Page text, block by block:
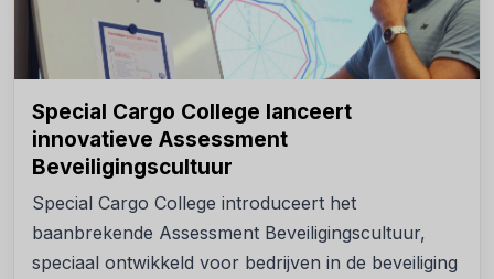
Special Cargo College lanceert
innovatieve Assessment
Beveiligingscultuur
Special Cargo College introduceert het
baanbrekende Assessment Beveiligingscultuur,
speciaal ontwikkeld voor bedrijven in de beveiliging